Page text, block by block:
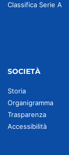
Classifica Serie A
SOCIETÀ
Storia
Organigramma
Trasparenza
Accessibilità